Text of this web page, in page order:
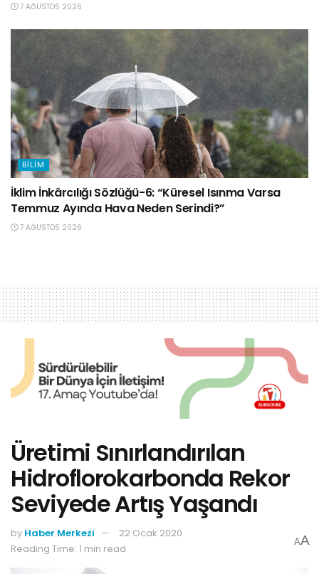
7 AĞUSTOS 2026
BILIM
İklim İnkârcılığı Sözlüğü-6: “Küresel Isınma Varsa
Temmuz Ayında Hava Neden Serindi?”
7 AĞUSTOS 2026
Üretimi Sınırlandırılan
Hidroflorokarbonda Rekor
Seviyede Artış Yaşandı
by Haber Merkezi
22 Ocak 2020
Reading Time: 1 min read
AA